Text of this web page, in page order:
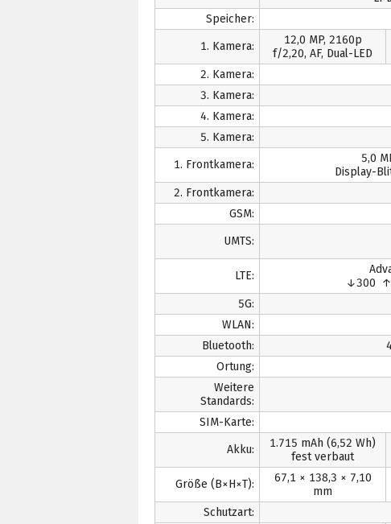
Speicher:
1. Kamera:
12,0 MP, 2160p
f/2,20, AF, Dual-LED
2. Kamera:
3. Kamera:
4. Kamera:
5. Kamera:
1. Frontkamera:
5,0
Display-
2. Frontkamera:
GSM:
UMTS:
LTE:
↓300
5G:
WLAN:
Bluetooth:
Ortung:
Weitere
Standards:
SIM-Karte:
Akku:
1.715 mAh (6,52 Wh)
fest verbaut
Größe (B×H×T):
67,1 × 138,3 × 7,10
mm
Schutzart: